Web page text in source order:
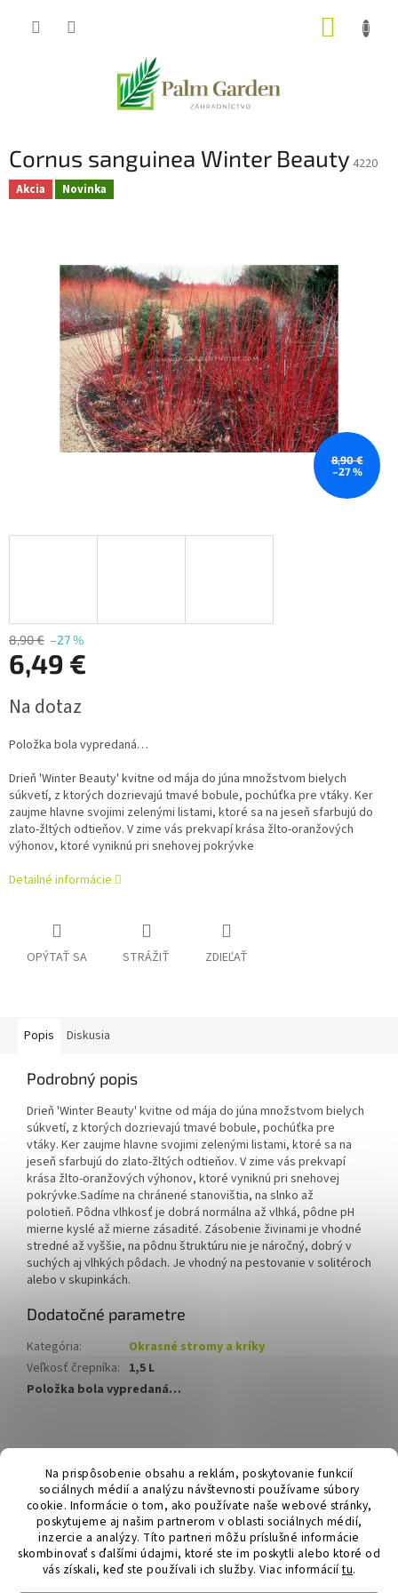
Na prispôsobenie obsahu a reklám, poskytovanie funkcií
sociálnych médií a analýzu návštevnosti používame súbory
cookie. Informácie o tom, ako používate naše webové stránky,
poskytujeme aj našim partnerom v oblasti sociálnych médií,
inzercie a analýzy. Títo partneri môžu príslušné informácie
skombinovať s ďalšími údajmi, ktoré ste im poskytli alebo ktoré od
vás získali, keď ste používali ich služby. Viac informáciítu.
Cornus sanguinea Winter Beauty 4220
Akcia Novinka
8,90 €
–27 %
8,90 € –27 %
6,49 €
cena:
Na dotaz
Položka bola vypredaná…
Drieň 'Winter Beauty' kvitne od mája do júna množstvom bielych
súkvetí, z ktorých dozrievajú tmavé bobule, pochúťka pre vtáky. Ker
zaujme hlavne svojimi zelenými listami, ktoré sa na jeseň sfarbujú do
zlato-žltých odtieňov. V zime vás prekvapí krása žlto-oranžových
výhonov, ktoré vyniknú pri snehovej pokrývke
Detailné informácie
OPÝTAŤ SA STRÁŽIŤ ZDIEĽAŤ
Popis Diskusia
Podrobný popis
Drieň 'Winter Beauty' kvitne od mája do júna množstvom bielych
súkvetí, z ktorých dozrievajú tmavé bobule, pochúťka pre
vtáky. Ker zaujme hlavne svojimi zelenými listami, ktoré sa na
jeseň sfarbujú do zlato-žltých odtieňov. V zime vás prekvapí
krása žlto-oranžových výhonov, ktoré vyniknú pri snehovej
pokrývke.Sadíme na chránené stanovištia, na slnko až
polotieň. Pôdna vlhkosť je dobrá normálna až vlhká, pôdne pH
mierne kyslé až mierne zásadité. Zásobenie živinami je vhodné
stredné až vyššie, na pôdnu štruktúru nie je náročný, dobrý v
suchých aj vlhkých pôdach. Je vhodný na pestovanie v solitéroch
alebo v skupinkách.
Dodatočné parametre
Kategória:
Okrasné stromy a kríky
Veľkosť črepníka: 1,5 L
Položka bola vypredaná…
á
Hurmikaki.com
Vytvoril Shoptet